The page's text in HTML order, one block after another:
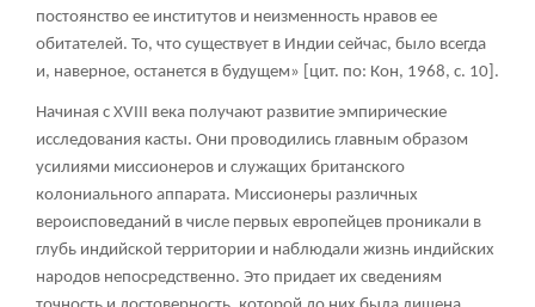
постоянство ее институтов и неизменность нравов ее
обитателей. То, что существует в Индии сейчас, было всегда
и, наверное, останется в будущем» [цит. по: Кон, 1968, с. 10].
Начиная с XVIII века получают развитие эмпирические
исследования касты. Они проводились главным образом
усилиями миссионеров и служащих британского
колониального аппарата. Миссионеры различных
вероисповеданий в числе первых европейцев проникали в
глубь индийской территории и наблюдали жизнь индийских
народов непосредственно. Это придает их сведениям